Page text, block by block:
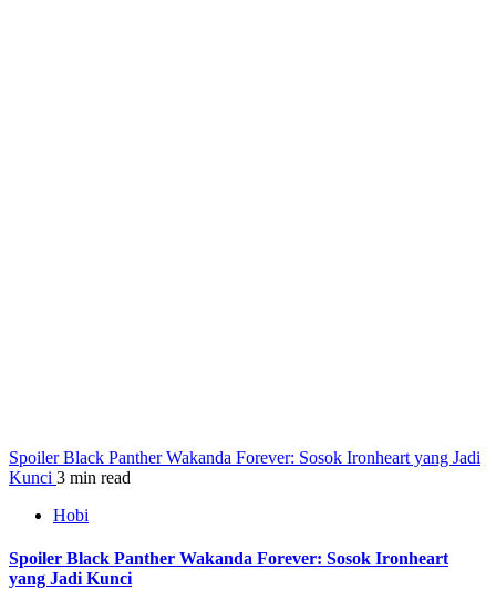
Spoiler Black Panther Wakanda Forever: Sosok Ironheart yang Jadi
Kunci 3 min read
Hobi
Spoiler Black Panther Wakanda Forever: Sosok Ironheart
yang Jadi Kunci